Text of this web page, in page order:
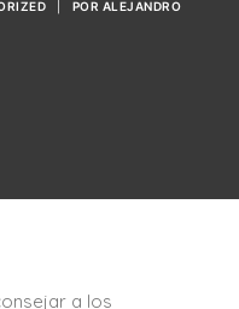
POR ALEJANDRO
a los